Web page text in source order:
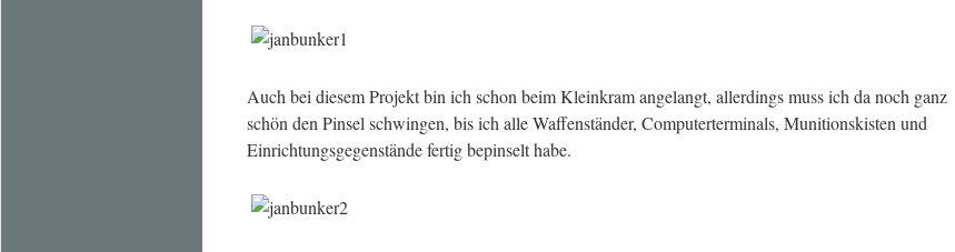
Auch bei diesem Projekt bin ich schon beim Kleinkram angelangt, allerdings muss ich da noch ganz
schön den Pinsel schwingen, bis ich alle Waffenständer, Computerterminals, Munitionskisten und
Einrichtungsgegenstände fertig bepinselt habe.